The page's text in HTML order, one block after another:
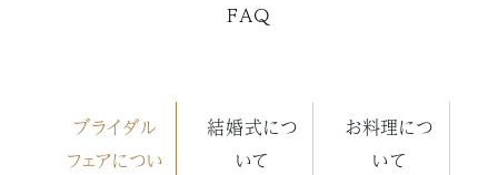
FAQ
ブライダル
フェアについ
結婚式につ
いて
お料理につ
いて